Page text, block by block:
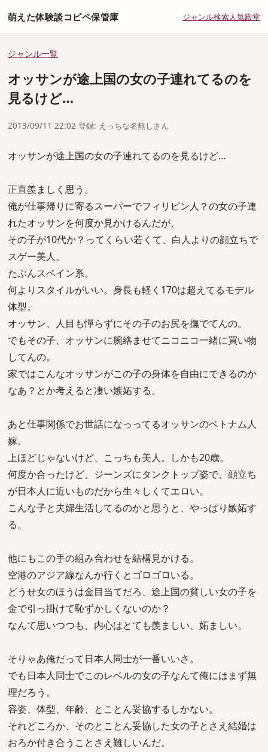
萌えた体験談コピペ保管庫 ジャンル検索人気殿堂
ジャンル一覧
オッサンが途上国の女の子連れてるのを
見るけど…
2013/09/11 22:02 登録: えっちな名無しさん
オッサンが途上国の女の子連れてるのを見るけど…
正直羨ましく思う。
俺が仕事帰りに寄るスーパーでフィリピン人？の女の子連
れたオッサンを何度か見かけるんだが、
その子が10代か？ってくらい若くて、白人よりの顔立ちで
スゲー美人。
たぶんスペイン系。
何よりスタイルがいい。身長も軽く170は超えてるモデル
体型。
オッサン、人目も憚らずにその子のお尻を撫でてんの。
でもその子、オッサンに腕絡ませてニコニコ一緒に買い物
してんの。
家ではこんなオッサンがこの子の身体を自由にできるのか
なあ？とか考えると凄い嫉妬する。
あと仕事関係でお世話になっってるオッサンのベトナム人
嫁。
上ほどじゃないけど、こっちも美人。しかも20歳。
何度か合ったけど、ジーンズにタンクトップ姿で、顔立ち
が日本人に近いものだから生々しくてエロい。
こんな子と夫婦生活してるのかと思うと、やっぱり嫉妬す
る。
他にもこの手の組み合わせを結構見かける。
空港のアジア線なんか行くとゴロゴロいる。
どうせ女のほうは金目当てだろ、途上国の貧しい女の子を
金で引っ掛けて恥ずかしくないのか？
なんて思いつつも、内心はとても羨ましい、妬ましい。
そりゃあ俺だって日本人同士が一番いいさ。
でも日本人同士でこのレベルの女の子なんて俺にはまず無
理だろう。
容姿、体型、年齢、とことん妥協するしかない。
それどころか、そのとことん妥協した女の子とさえ結婚は
おろか付き合うことさえ難しいんだ。